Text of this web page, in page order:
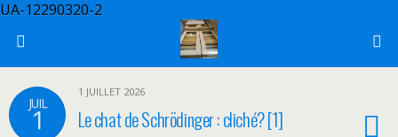
UA-12290320-2
JUIL
1
1 JUILLET 2026
Le chat de Schrödinger : cliché? [1]